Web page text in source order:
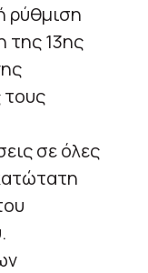
ρύθμιση
της 13ης
τους
σε όλες